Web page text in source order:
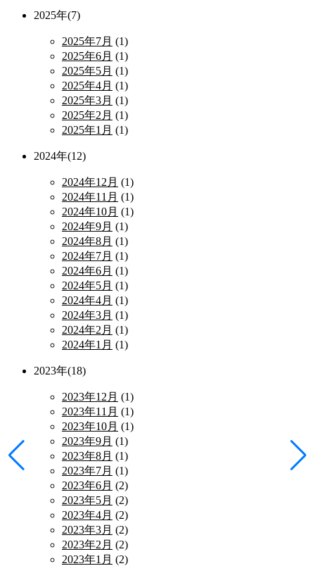
2025年(7)
2025年7月 (1)
2025年6月 (1)
2025年5月 (1)
2025年4月 (1)
2025年3月 (1)
2025年2月 (1)
2025年1月 (1)
2024年(12)
2024年12月 (1)
2024年11月 (1)
2024年10月 (1)
2024年9月 (1)
2024年8月 (1)
2024年7月 (1)
2024年6月 (1)
2024年5月 (1)
2024年4月 (1)
2024年3月 (1)
2024年2月 (1)
2024年1月 (1)
2023年(18)
2023年12月 (1)
2023年11月 (1)
2023年10月 (1)
2023年9月 (1)
2023年8月 (1)
2023年7月 (1)
2023年6月 (2)
2023年5月 (2)
2023年4月 (2)
2023年3月 (2)
2023年2月 (2)
2023年1月 (2)